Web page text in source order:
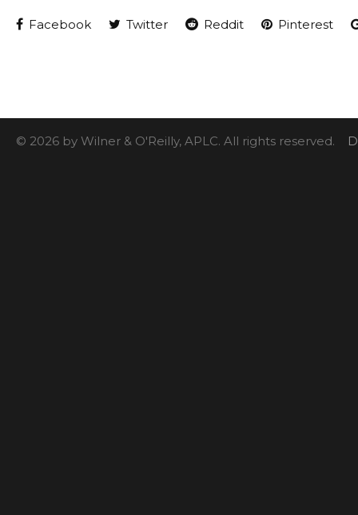
Facebook Twitter Reddit Pinterest
© 2026 by Wilner & O'Reilly, APLC. All rights reserved.